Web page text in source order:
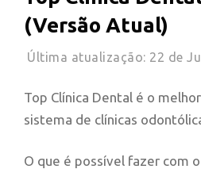
(Versão Atual)
Última atualização: 22 de
Top Clínica Dental é o
sistema de clínicas
O que é possível fazer com